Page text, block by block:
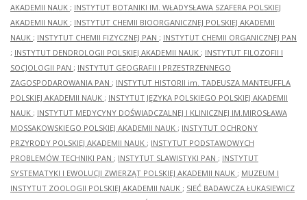
AKADEMII NAUK ; INSTYTUT BOTANIKI IM. WŁADYSŁAWA SZAFERA POLSKIEJ
AKADEMII NAUK ; INSTYTUT CHEMII BIOORGANICZNEJ POLSKIEJ AKADEMII
NAUK ; INSTYTUT CHEMII FIZYCZNEJ PAN ; INSTYTUT CHEMII ORGANICZNEJ PAN
; INSTYTUT DENDROLOGII POLSKIEJ AKADEMII NAUK ; INSTYTUT FILOZOFII I
SOCJOLOGII PAN ; INSTYTUT GEOGRAFII I PRZESTRZENNEGO
ZAGOSPODAROWANIA PAN ; INSTYTUT HISTORII im. TADEUSZA MANTEUFFLA
POLSKIEJ AKADEMII NAUK ; INSTYTUT JĘZYKA POLSKIEGO POLSKIEJ AKADEMII
NAUK ; INSTYTUT MEDYCYNY DOŚWIADCZALNEJ I KLINICZNEJ IM.MIROSŁAWA
MOSSAKOWSKIEGO POLSKIEJ AKADEMII NAUK ; INSTYTUT OCHRONY
PRZYRODY POLSKIEJ AKADEMII NAUK ; INSTYTUT PODSTAWOWYCH
PROBLEMÓW TECHNIKI PAN ; INSTYTUT SLAWISTYKI PAN ; INSTYTUT
SYSTEMATYKI I EWOLUCJI ZWIERZĄT POLSKIEJ AKADEMII NAUK ; MUZEUM I
INSTYTUT ZOOLOGII POLSKIEJ AKADEMII NAUK ; SIEĆ BADAWCZA ŁUKASIEWICZ